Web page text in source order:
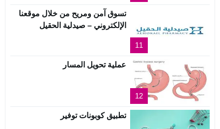
11
تسوق آمن ومريح من خلال موقعنا
الإلكتروني – صيدلية الحقيل
12
عملية تحويل المسار
تطبيق كوبونات توفير